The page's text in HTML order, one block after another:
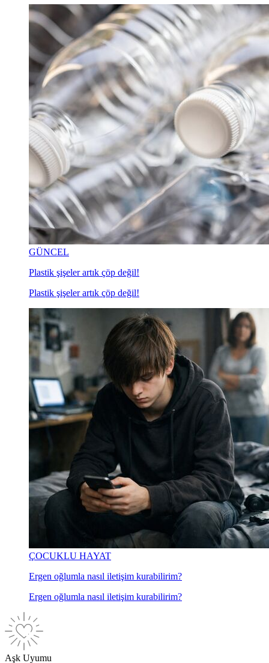
GÜNCEL
Plastik şişeler artık çöp değil!
Plastik şişeler artık çöp değil!
ÇOCUKLU HAYAT
Ergen oğlumla nasıl iletişim kurabilirim?
Ergen oğlumla nasıl iletişim kurabilirim?
Aşk Uyumu